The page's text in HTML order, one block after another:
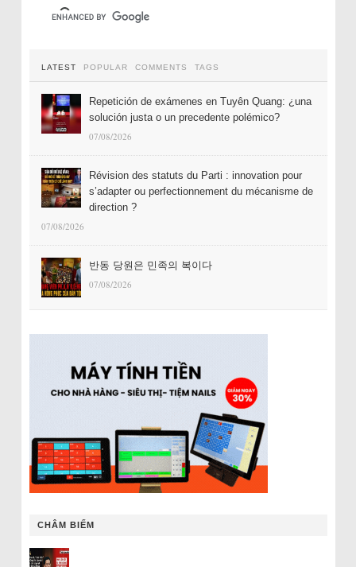
LATEST POPULAR COMMENTS TAGS
Repetición de exámenes en Tuyên Quang: ¿una
solución justa o un precedente polémico?
07/08/2026
Révision des statuts du Parti : innovation pour
s’adapter ou perfectionnement du mécanisme de
direction ?
07/08/2026
반동 당원은 민족의 복이다
07/08/2026
CHÂM BIẾM